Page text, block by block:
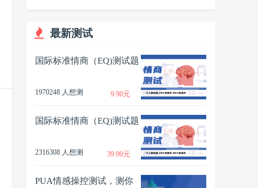
最新测试
国际标准情商（EQ)测试题
1970248 人想测 9.90元
国际标准情商（EQ)测试题
2316308 人想测 39.90元
PUA情感操控测试，测你